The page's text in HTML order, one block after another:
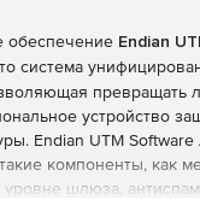
обеспечение Endian
система
превращать
устройство
Endian UTM
компоненты, как
уровне шлюза,